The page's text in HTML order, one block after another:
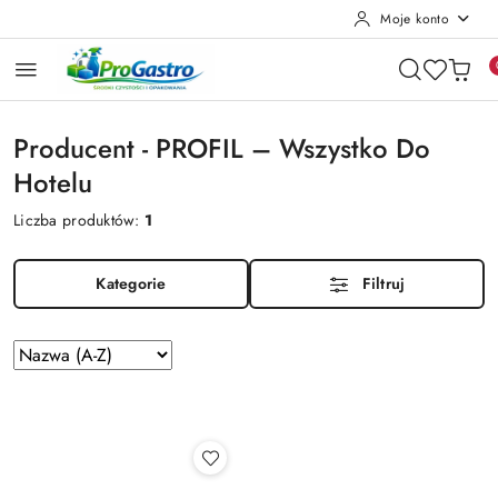
Moje konto
Producent - PROFIL – Wszystko Do
Hotelu
Liczba produktów: 1
Kategorie Filtruj
Zastosowano
sortowanie:
Sortuj
według